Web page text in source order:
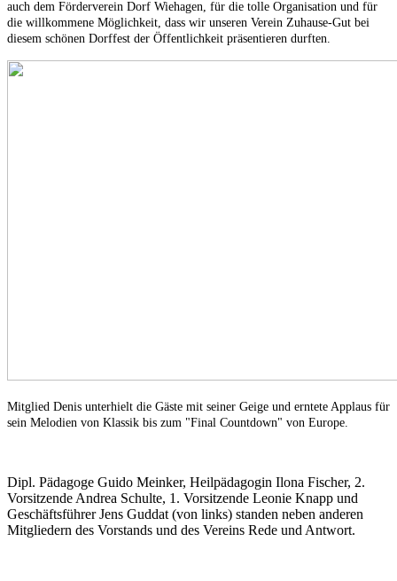
auch dem Förderverein Dorf Wiehagen, für die tolle Organisation und für
die willkommene Möglichkeit, dass wir unseren Verein Zuhause-Gut bei
diesem schönen Dorffest der Öffentlichkeit präsentieren durften.
Mitglied Denis unterhielt die Gäste mit seiner Geige und erntete Applaus für
sein Melodien von Klassik bis zum "Final Countdown" von Europe.
Dipl. Pädagoge Guido Meinker, Heilpädagogin Ilona Fischer, 2.
Vorsitzende Andrea Schulte, 1. Vorsitzende Leonie Knapp und
Geschäftsführer Jens Guddat (von links) standen neben anderen
Mitgliedern des Vorstands und des Vereins Rede und Antwort.